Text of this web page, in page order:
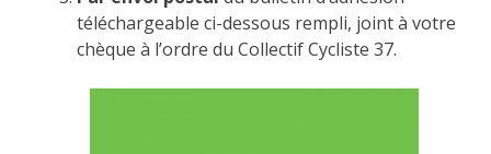
téléchargeable ci-dessous rempli, joint à votre
chèque à l’ordre du Collectif Cycliste 37.